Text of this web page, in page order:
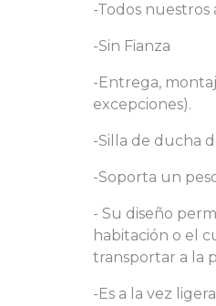
-Todos
-Sin Fianza
-Entrega,
excepciones).
-Silla de ducha
-Soporta un
- Su diseño
habitación o el
transportar a la
-Es a la vez